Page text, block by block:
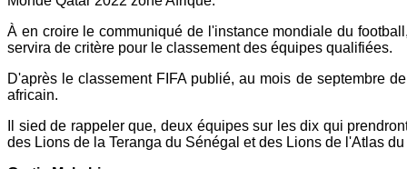
À en croire le communiqué de l'instance mondiale du
servira de critère pour le classement des équipes qualifiées.
D'après le classement FIFA publié, au mois de septembre
africain.
Il sied de rappeler que, deux équipes sur les dix qui
des Lions de la Teranga du Sénégal et des Lions de l'Atlas du